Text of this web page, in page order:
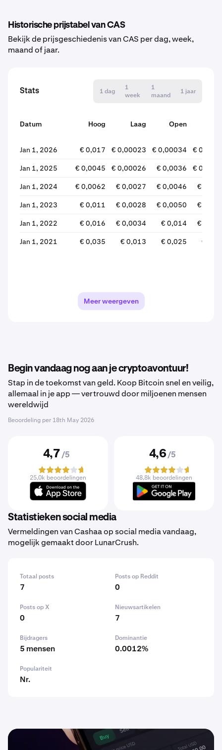
Historische prijstabel van CAS
Bekijk de prijsgeschiedenis van CAS per dag, week,
maand of jaar.
Stats 1 dag
1
week
1
maand
1 jaar
Datum Hoog Laag Open
Jan 1, 2026 € 0,017 € 0,00023 € 0,00034 €
Jan 1, 2025 € 0,0045 € 0,00026 € 0,0036 €
Jan 1, 2024 € 0,0062 € 0,0027 € 0,0046 €
Jan 1, 2023 € 0,011 € 0,0028 € 0,0050 €
Jan 1, 2022 € 0,016 € 0,0034 € 0,014 €
Jan 1, 2021 € 0,035 € 0,013 € 0,025 €
Meer weergeven
Begin vandaag nog aan je cryptoavontuur!
Stap in de toekomst van geld. Koop Bitcoin snel en veilig,
allemaal in je app — vertrouwd door miljoenen mensen
wereldwijd
Beoordeling per 18th May 2026
4,7 /5
25,0k beoordelingen
4,6 /5
48,8k beoordelingen
Statistieken social media
Vermeldingen van Cashaa op social media vandaag,
mogelijk gemaakt door LunarCrush.
Totaal posts
7
Posts op Reddit
0
Posts op X
0
Nieuwsartikelen
7
Bijdragers
5 mensen
Dominantie
0.0012%
Populariteit
Nr.